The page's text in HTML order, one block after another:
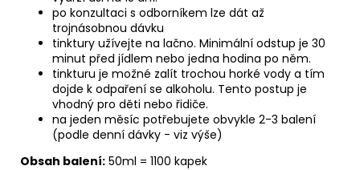
po konzultaci s odborníkem lze dát až
trojnásobnou dávku
tinktury užívejte na lačno. Minimální odstup je 30
minut před jídlem nebo jedna hodina po něm.
tinkturu je možné zalít trochou horké vody a tím
dojde k odpaření se alkoholu. Tento postup je
vhodný pro děti nebo řidiče.
na jeden měsíc potřebujete obvykle 2-3 balení
(podle denní dávky - viz výše)
Obsah balení: 50ml = 1100 kapek